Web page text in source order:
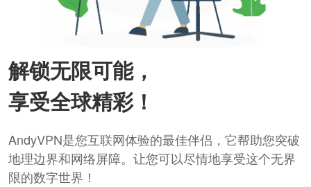
解锁无限可能，
享受全球精彩！
AndyVPN是您互联网体验的最佳伴侣，它帮助您突破
地理边界和网络屏障。让您可以尽情地享受这个无界
限的数字世界！